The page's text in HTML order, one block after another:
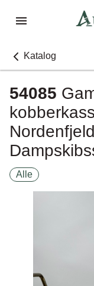
Katalog
54085
Alle